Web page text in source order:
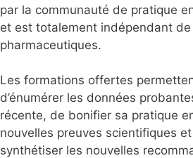
par la communauté de pratique
et est totalement indépendant de
pharmaceutiques.
Les formations offertes
d’énumérer les données
récente, de bonifier sa pratique
nouvelles preuves scientifiques
synthétiser les nouvelles